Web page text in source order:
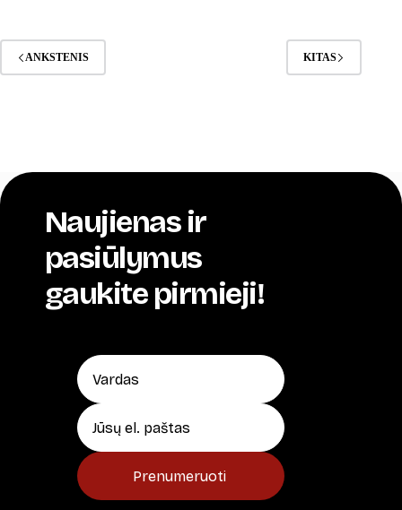
ANKSTENIS KITAS
Naujienas ir
pasiūlymus
gaukite pirmieji!
Prenumeruoti